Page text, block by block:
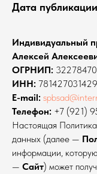
Дата
Индивидуальный
Алексей
ОГРНИП:
ИНН: 781427031429
E-mail:
Телефон: +7 (921)
Настоящая
данных (далее —
информации,
— Сайт) может